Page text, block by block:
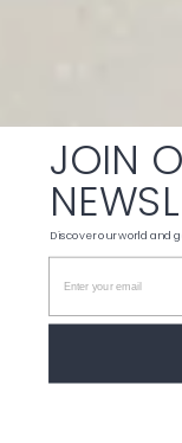
JOIN
Discover our world and